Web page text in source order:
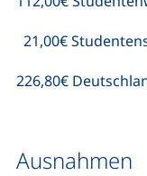
21,00€
226,80€
Ausnahmen